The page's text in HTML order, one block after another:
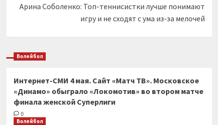
Арина Соболенко: Топ-теннисистки лучше понимают
игру и не сходят с ума из-за мелочей
Волейбол
Интернет-СМИ 4 мая. Сайт «Матч ТВ». Московское
«Динамо» обыграло «Локомотив» во втором матче
финала женской Суперлиги
0
Волейбол